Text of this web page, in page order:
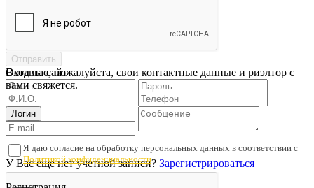
Оставьте, пожалуйста, свои контактные данные и риэлтор с
вами свяжется.
Я даю согласие на обработку персональных данных в соответствии с
Политикой конфиденциальности
Вход на сайт
У Вас еще нет учетной записи? Зарегистрироваться